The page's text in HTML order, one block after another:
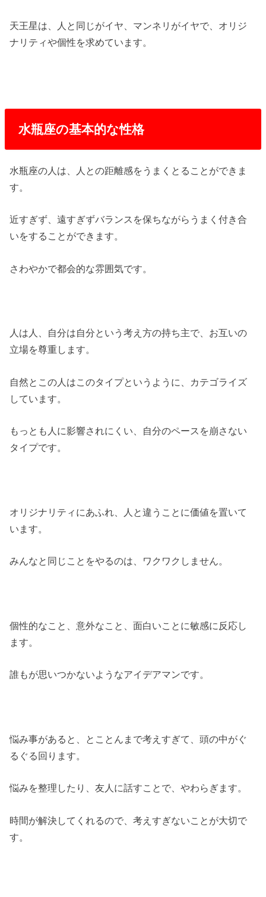
天王星は、人と同じがイヤ、マンネリがイヤで、オリジ
ナリティや個性を求めています。
水瓶座の基本的な性格
水瓶座の人は、人との距離感をうまくとることができま
す。
近すぎず、遠すぎずバランスを保ちながらうまく付き合
いをすることができます。
さわやかで都会的な雰囲気です。
人は人、自分は自分という考え方の持ち主で、お互いの
立場を尊重します。
自然とこの人はこのタイプというように、カテゴライズ
しています。
もっとも人に影響されにくい、自分のペースを崩さない
タイプです。
オリジナリティにあふれ、人と違うことに価値を置いて
います。
みんなと同じことをやるのは、ワクワクしません。
個性的なこと、意外なこと、面白いことに敏感に反応し
ます。
誰もが思いつかないようなアイデアマンです。
悩み事があると、とことんまで考えすぎて、頭の中がぐ
るぐる回ります。
悩みを整理したり、友人に話すことで、やわらぎます。
時間が解決してくれるので、考えすぎないことが大切で
す。